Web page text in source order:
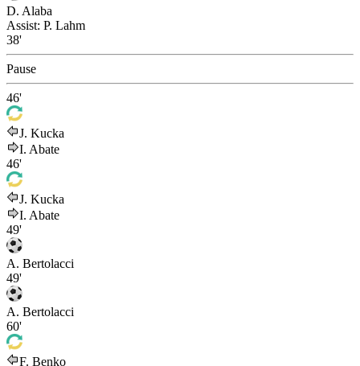
D. Alaba
Assist: P. Lahm
38'
Pause
46'
J. Kucka
I. Abate
46'
J. Kucka
I. Abate
49'
A. Bertolacci
49'
A. Bertolacci
60'
F. Benko